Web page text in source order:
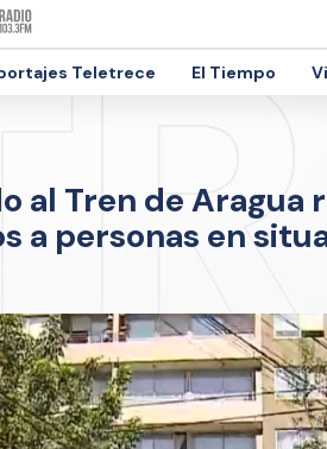
Teletrece El Tiempo
al Tren de Aragua
a personas en